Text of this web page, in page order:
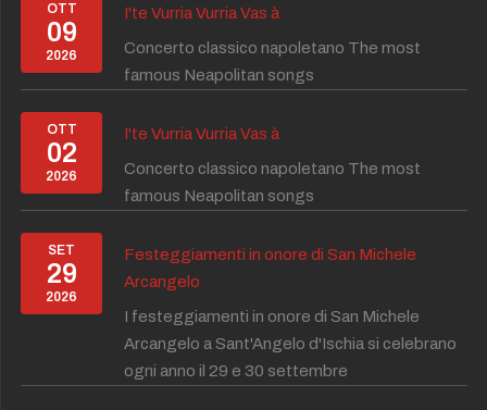
OTT
09
2026
I'te Vurria Vurria Vas à
Concerto classico napoletano The most
famous Neapolitan songs
OTT
02
2026
I'te Vurria Vurria Vas à
Concerto classico napoletano The most
famous Neapolitan songs
SET
29
2026
Festeggiamenti in onore di San Michele
Arcangelo
I festeggiamenti in onore di San Michele
Arcangelo a Sant'Angelo d'Ischia si celebrano
ogni anno il 29 e 30 settembre